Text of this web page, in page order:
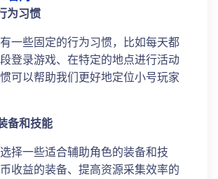
为习惯
一些固定的行为习惯，比如每天都
登录游戏、在特定的地点进行活动
可以帮助我们更好地定位小号玩家
备和技能
择一些适合辅助角色的装备和技
收益的装备、提高资源采集效率的